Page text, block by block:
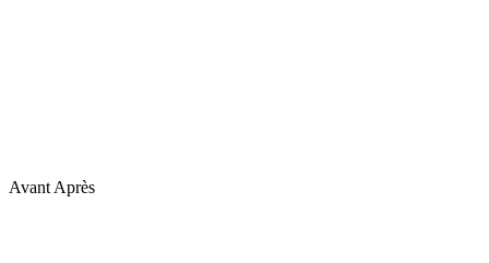
Avant Après